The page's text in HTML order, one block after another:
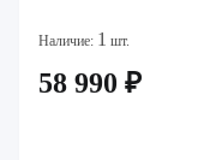
Наличие: 1 шт.
58 990 ₽